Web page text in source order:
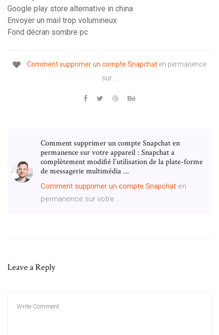
Google play store alternative in china
Envoyer un mail trop volumineux
Fond décran sombre pc
Comment supprimer un compte Snapchat en permanence
sur ...
Comment supprimer un compte Snapchat en
permanence sur votre appareil : Snapchat a
complètement modifié l’utilisation de la plate-forme
de messagerie multimédia ...
Comment supprimer un compte Snapchat en
permanence sur votre ...
Leave a Reply